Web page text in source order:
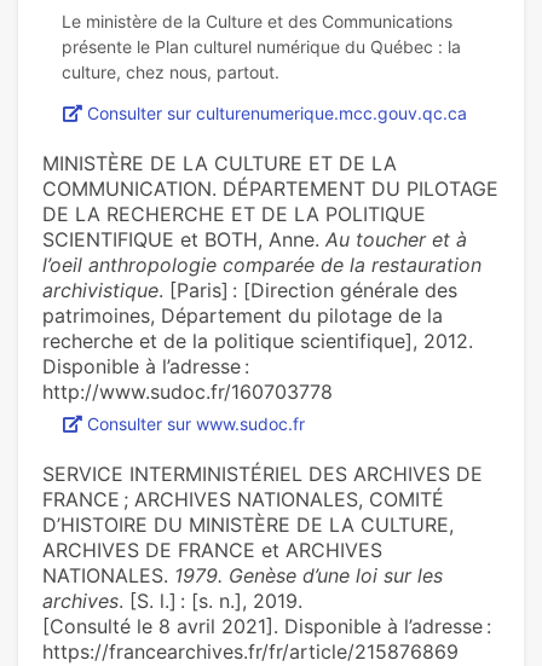
Le ministère de la Culture et des Communications
présente le Plan culturel numérique du Québec : la
Consulter sur culturenumerique.mcc.gouv.qc.ca
MINISTÈRE DE LA CULTURE ET DE LA
COMMUNICATION. DÉPARTEMENT DU PILOTAGE
DE LA RECHERCHE ET DE LA POLITIQUE
SCIENTIFIQUE et BOTH, Anne. Au toucher et à
l’oeil anthropologie comparée de la restauration
archivistique. [Paris] : [Direction générale des
patrimoines, Département du pilotage de la
recherche et de la politique scientifique], 2012.
Disponible à l’adresse :
http://www.sudoc.fr/160703778
Consulter sur www.sudoc.fr
SERVICE INTERMINISTÉRIEL DES ARCHIVES DE
FRANCE ; ARCHIVES NATIONALES, COMITÉ
D’HISTOIRE DU MINISTÈRE DE LA CULTURE,
ARCHIVES DE FRANCE et ARCHIVES
NATIONALES. 1979. Genèse d’une loi sur les
archives. [S. l.] : [s. n.], 2019.
[Consulté le 8 avril 2021]. Disponible à l’adresse :
https://francearchives.fr/fr/article/215876869